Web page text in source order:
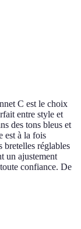
C est le choix
entre style et
des tons bleus et
est à la fois
bretelles réglables
un ajustement
confiance. De